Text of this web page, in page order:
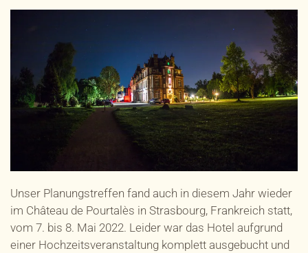
Unser Planungstreffen fand auch in diesem Jahr wieder
im Château de Pourtalès in Strasbourg, Frankreich statt,
vom 7. bis 8. Mai 2022. Leider war das Hotel aufgrund
einer Hochzeitsveranstaltung komplett ausgebucht und